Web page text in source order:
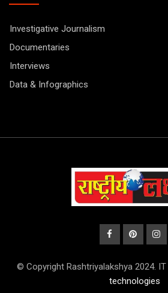
Investigative Journalism
Documentaries
Interviews
Data & Infographics
© Copyright Rashtriyalakshya 2024. IT
technologies